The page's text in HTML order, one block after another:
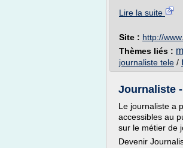
Lire la suite
Site : http://
Thèmes liés :
journaliste tele /
Journaliste
Le journaliste a
accessibles au
sur le métier de
Devenir